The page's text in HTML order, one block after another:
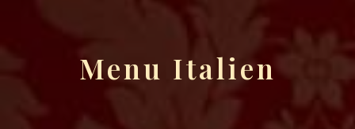
Menu Italien